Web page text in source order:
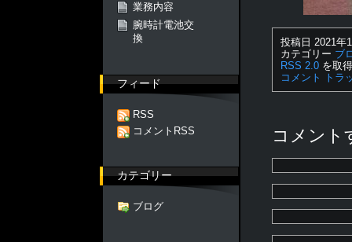
投稿日 2021年
カテゴリー ブ
RSS 2.0 を取
コメント
トラ
コメント
業務内容
腕時計電池交
換
フィード
RSS
コメントRSS
カテゴリー
ブログ